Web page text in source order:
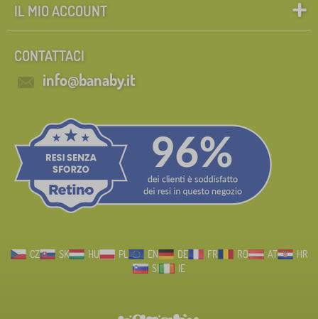
IL MIO ACCOUNT
CONTATTACI
info@banaby.it
CZ SK HU PL EN DE FR RO AT
HR
SI
IE